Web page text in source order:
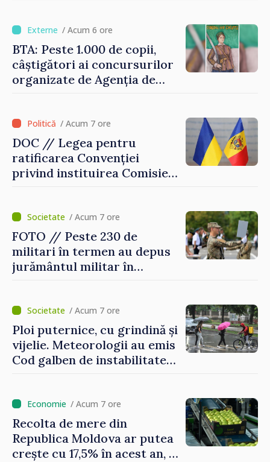
investițiile, taxăm viciile și
echilibrăm taxarea
consumului”
/ Acum 6 ore
BTA: Peste 1.000 de copii,
câștigători ai concursurilor
organizate de Agenția de
/ Acum 7 ore
DOC // Legea pentru
ratificarea Convenției
privind instituirea Comisiei
Monitorul Oficial
/ Acum 7 ore
FOTO // Peste 230 de
militari în termen au depus
jurământul militar în
/ Acum 7 ore
Ploi puternice, cu grindină și
vijelie. Meteorologii au emis
Cod galben de instabilitate
/ Acum 7 ore
Recolta de mere din
Republica Moldova ar putea
crește cu 17,5% în acest an, în